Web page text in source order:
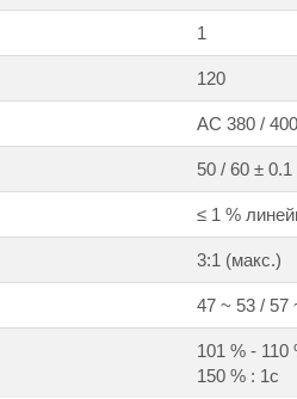
1
120
АС 380 /
50 / 60 ± 0.1
≤ 1 %
3:1 (макс.)
47 ~ 53 / 57
101 % - 110
150 % : 1с